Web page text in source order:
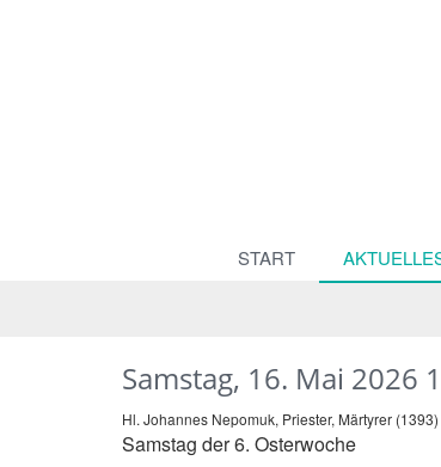
START
Samstag, 16. Mai 2026
Hl. Johannes Nepomuk, Priester, Märtyrer (1393)
Samstag der 6. Osterwoche